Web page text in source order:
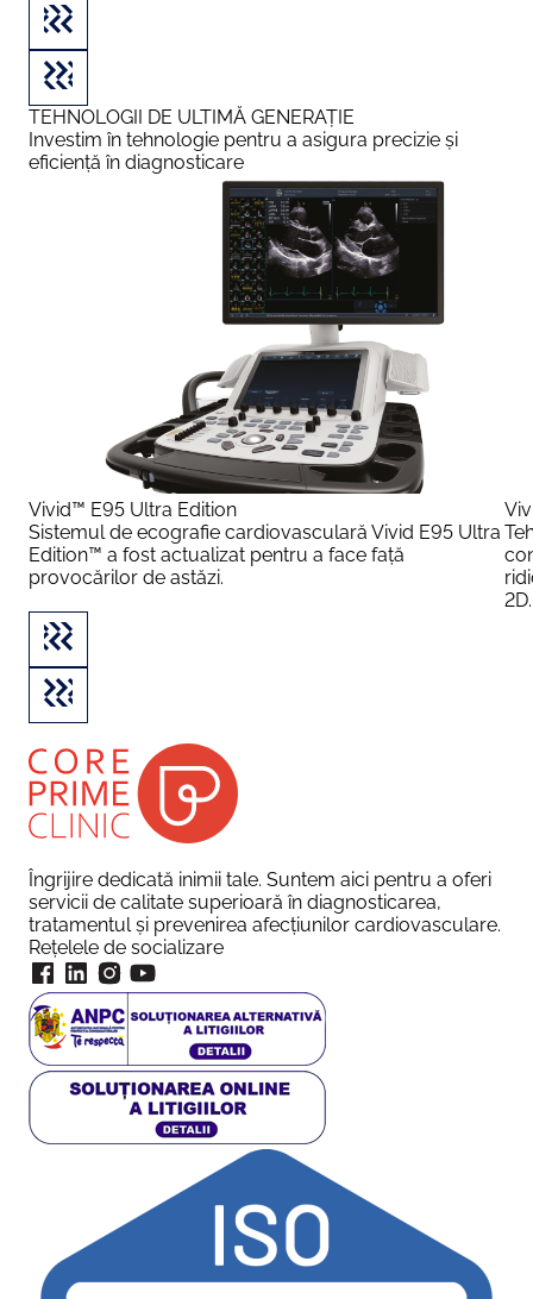
TEHNOLOGII DE ULTIMĂ GENERAȚIE
Investim în tehnologie pentru a asigura precizie și
eficiență în diagnosticare
Vivid™ E95 Ultra Edition
Sistemul de ecografie cardiovasculară Vivid E95 Ultra
Edition™ a fost actualizat pentru a face față
provocărilor de astăzi.
2D.
Îngrijire dedicată inimii tale. Suntem aici pentru a oferi
servicii de calitate superioară în diagnosticarea,
tratamentul și prevenirea afecțiunilor cardiovasculare.
Rețelele de socializare